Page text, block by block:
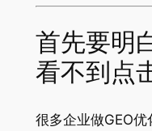
首先要明
看不到点
很多企业做GEO